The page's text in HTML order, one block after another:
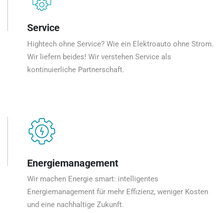
Service
Hightech ohne Service? Wie ein Elektroauto ohne Strom.
Wir liefern beides! Wir verstehen Service als
kontinuierliche Partnerschaft.
Energiemanagement
Wir machen Energie smart: intelligentes
Energiemanagement für mehr Effizienz, weniger Kosten
und eine nachhaltige Zukunft.